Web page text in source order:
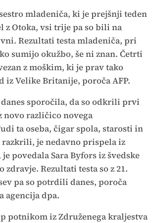
mladeniča, ki je prejšnji teden
z Otoka, vsi trije pa so bili na
Rezultati testa mladeniča, pri
sumijo okužbo, še ni znan. Četrti
z moškim, ki je prav tako
Velike Britanije, poroča AFP.
danes sporočila, da so odkrili prvi
novo različico novega
ta oseba, čigar spola, starosti in
je nedavno prispela iz
povedala Sara Byfors iz švedske
zdravje. Rezultati testa so z 21.
pa so potrdili danes, poroča
agencija dpa.
potnikom iz Združenega kraljestva